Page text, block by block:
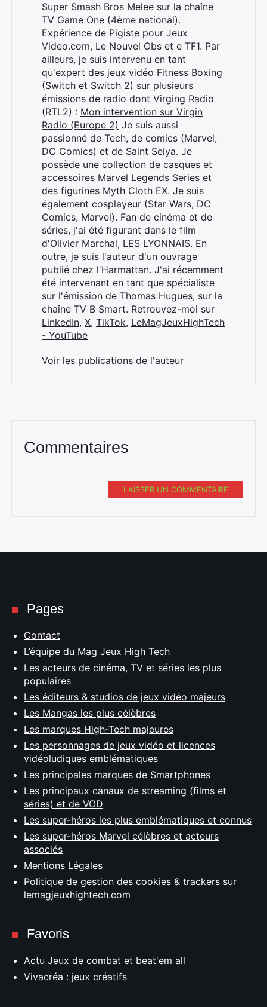
Super Smash Bros Melee sur la chaîne
TV Game One (4ème national).
Expérience de Pigiste pour Jeux
Video.com, Le Nouvel Obs et e TF1. Par
ailleurs, je suis intervenu en tant
qu'expert des jeux vidéo Fitness Boxing
(Switch et Switch 2) sur plusieurs
émissions de radio dont Virging Radio
(RTL2) : Mon intervention sur Virgin
Radio (Europe 2) Je suis aussi
passionné de Tech, de comics (Marvel,
DC Comics) et de Saint Seiya. Je
possède une collection de casques et
accessoires Marvel Legends Series et
des figurines Myth Cloth EX. Je suis
également cosplayeur (Star Wars, DC
Comics, Marvel). Fan de cinéma et de
séries, j'ai été figurant dans le film
d'Olivier Marchal, LES LYONNAIS. En
outre, je suis l'auteur d'un ouvrage
publié chez l'Harmattan. J'ai récemment
été intervenant en tant que spécialiste
sur l'émission de Thomas Hugues, sur la
chaîne TV B Smart. Retrouvez-moi sur
LinkedIn, X, TikTok, LeMagJeuxHighTech
- YouTube
Voir les publications de l'auteur
Commentaires
LAISSER UN COMMENTAIRE
Pages
Contact
L’équipe du Mag Jeux High Tech
Les acteurs de cinéma, TV et séries les plus
populaires
Les éditeurs & studios de jeux vidéo majeurs
Les Mangas les plus célèbres
Les marques High-Tech majeures
Les personnages de jeux vidéo et licences
vidéoludiques emblématiques
Les principales marques de Smartphones
Les principaux canaux de streaming (films et
séries) et de VOD
Les super-héros les plus emblématiques et connus
Les super-héros Marvel célèbres et acteurs
associés
Mentions Légales
Politique de gestion des cookies & trackers sur
lemagjeuxhightech.com
Favoris
Actu Jeux de combat et beat'em all
Vivacréa : jeux créatifs